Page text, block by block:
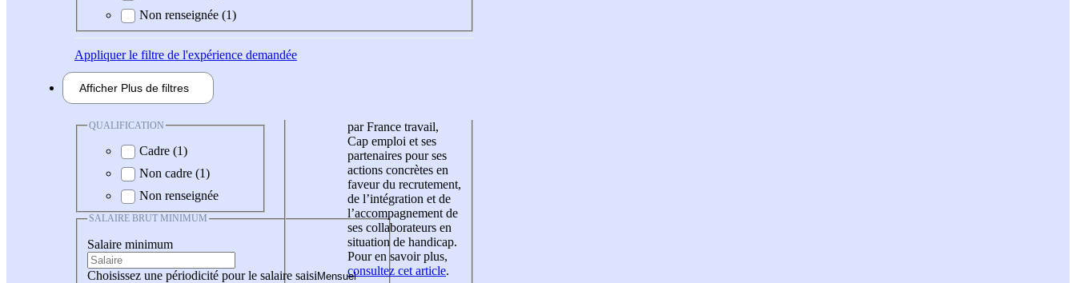
Non renseignée (1)
Appliquerle filtre de l'expérience demandée
Afficher Plus de filtres
QUALIFICATION
Cadre (1)
Non cadre (1)
Non renseignée
SALAIRE BRUT MINIMUM
Salaire minimum
Choisissez une périodicité pour le salaire saisi
par France travail,
Cap emploi et ses
partenaires pour ses
actions concrètes en
faveur du recrutement,
de l’intégration et de
l’accompagnement de
ses collaborateurs en
situation de handicap.
Pour en savoir plus,
consultez cet article.